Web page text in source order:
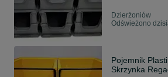
Dzierżoniów
Odświeżono
Pojemnik
Skrzynka